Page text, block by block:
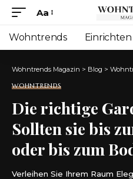
Font
Resizer
Aa
Wohntrends Einrichten
Wohntrends Magazin > Blog >
WOHNTRENDS
Die richtige
Sollten sie bis
oder bis zum
Verleihen Sie Ihrem Raum